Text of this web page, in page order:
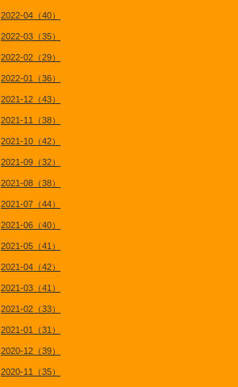
2022-04（40）
2022-03（35）
2022-02（29）
2022-01（36）
2021-12（43）
2021-11（38）
2021-10（42）
2021-09（32）
2021-08（38）
2021-07（44）
2021-06（40）
2021-05（41）
2021-04（42）
2021-03（41）
2021-02（33）
2021-01（31）
2020-12（39）
2020-11（35）